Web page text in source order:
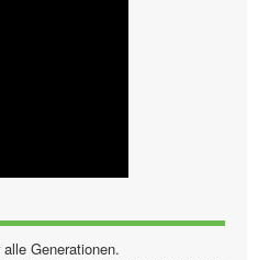
Generationen.